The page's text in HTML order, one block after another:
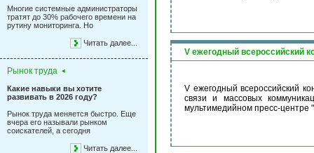
Многие системные администраторы
тратят до 30% рабочего времени на
рутину мониторинга. Но
Читать далее...
Рынок труда
Какие навыки вы хотите
развивать в 2026 году?
Рынок труда меняется быстро. Еще
вчера его называли рынком
соискателей, а сегодня
Читать далее...
V ежегодный всероссийский
V ежегодный всероссийский
связи и массовых
мультимедийном пресс-центре